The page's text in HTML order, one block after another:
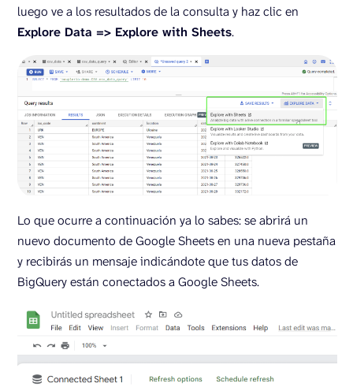
luego ve a los resultados de la consulta y haz clic en
Explore Data => Explore with Sheets.
Lo que ocurre a continuación ya lo sabes: se abrirá un
nuevo documento de Google Sheets en una nueva pestaña
y recibirás un mensaje indicándote que tus datos de
BigQuery están conectados a Google Sheets.